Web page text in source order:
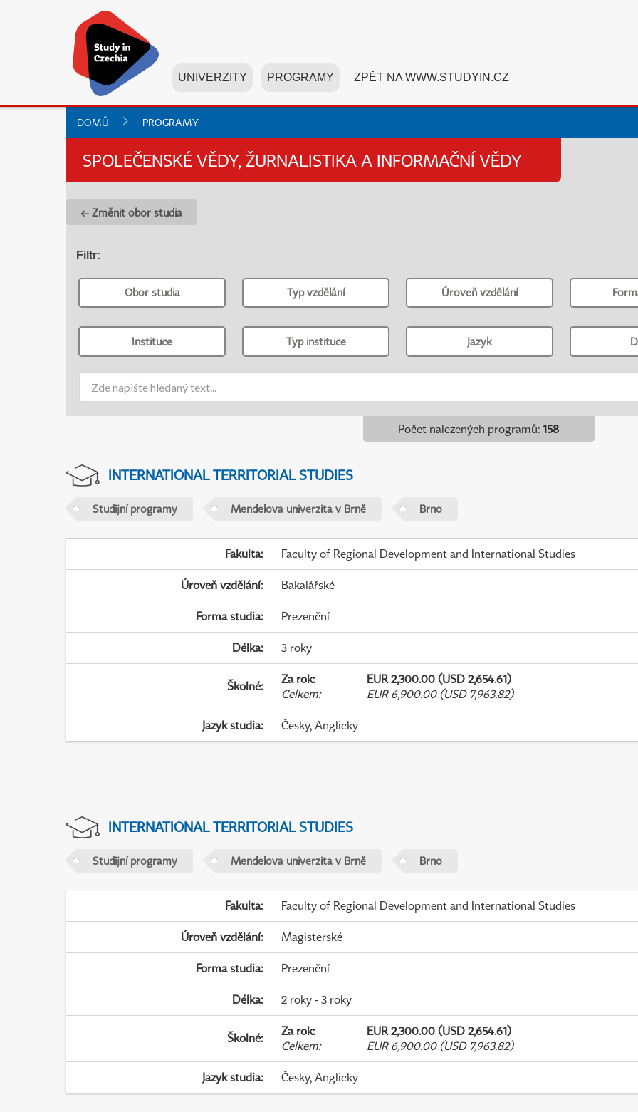
UNIVERZITY PROGRAMY ZPĚT NA WWW.STUDYIN.CZ
DOMŮ PROGRAMY
SPOLEČENSKÉ VĚDY, ŽURNALISTIKA A INFORMAČNÍ VĚDY
← Změnit obor studia
Filtr:
Obor studia Typ vzdělání Úroveň vzdělání
Instituce Typ instituce Jazyk
Počet nalezených programů: 158
INTERNATIONAL TERRITORIAL STUDIES
Studijní programy Mendelova univerzita v Brně Brno
Fakulta: Faculty of Regional Development and International Studies
Úroveň vzdělání: Bakalářské
Forma studia: Prezenční
Délka: 3 roky
Školné: Za rok:
EUR 2,300.00 (USD 2,654.61)
Celkem: EUR 6,900.00 (USD 7,963.82)
Jazyk studia: Česky, Anglicky
INTERNATIONAL TERRITORIAL STUDIES
Studijní programy Mendelova univerzita v Brně Brno
Fakulta: Faculty of Regional Development and International Studies
Úroveň vzdělání: Magisterské
Forma studia: Prezenční
Délka: 2 roky - 3 roky
Školné: Za rok:
EUR 2,300.00 (USD 2,654.61)
Celkem: EUR 6,900.00 (USD 7,963.82)
Jazyk studia: Česky, Anglicky